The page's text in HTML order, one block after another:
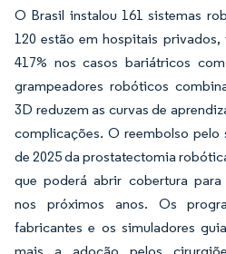
O Brasil instalou 161 sistemas
120 estão em hospitais
417% nos casos bariátricos
grampeadores robóticos
3D reduzem as curvas de
complicações. O reembolso
de 2025 da prostatectomia
que poderá abrir cobertura
nos próximos anos. Os
fabricantes e os simuladores